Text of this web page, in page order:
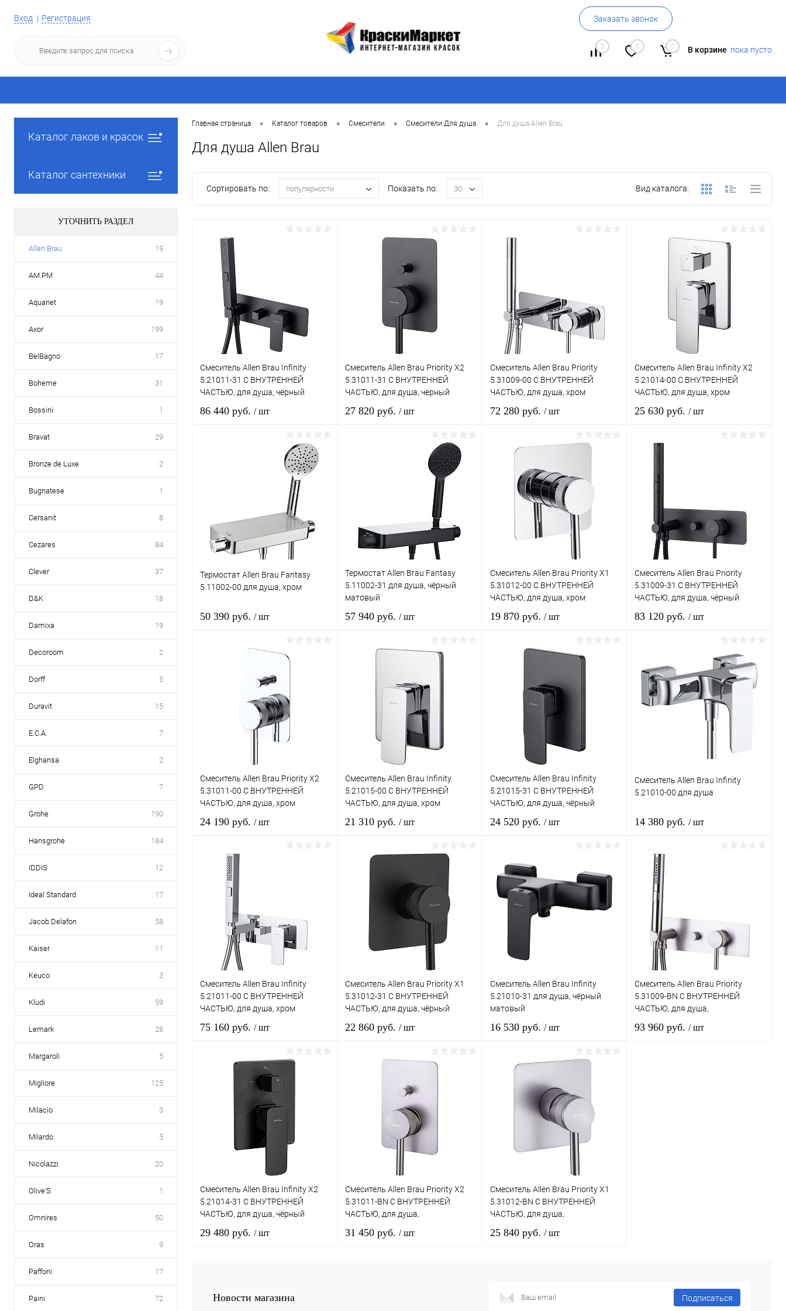
Вход Регистрация Заказать звонок
0 0 0 В корзине пока пусто
Каталог лаков и красок
Каталог сантехники
УТОЧНИТЬ РАЗДЕЛ
Allen Brau 19
AM.PM 44
Aquanet 19
Axor 199
BelBagno 17
Boheme 31
Bossini 1
Bravat 29
Bronze de Luxe 2
Bugnatese 1
Cersanit 8
Cezares 84
Clever 37
D&K 18
Damixa 19
Decoroom 2
Dorff 5
Duravit 15
E.C.A. 7
Elghansa 2
GPD 7
Grohe 190
Hansgrohe 184
IDDIS 12
Ideal Standard 17
Jacob Delafon 58
Kaiser 11
Keuco 3
Kludi 59
Lemark 28
Margaroli 5
Migliore 125
Milacio 3
Milardo 5
Nicolazzi 20
Olive'S 1
Omnires 50
Oras 9
Paffoni 17
Paini 72
Главная страница • Каталог товаров • Смесители • Смесители Для душа • Для душа Allen Brau
Для душа Allen Brau
Сортировать по: популярности Показать по: 30 Вид каталога:
Смеситель Allen Brau Infinity
5.21011-31 С ВНУТРЕННЕЙ
ЧАСТЬЮ, для душа, чёрный
86 440 руб. / шт
В корзину
Сравнение
Под заказ
Смеситель Allen Brau Priority X2
5.31011-31 С ВНУТРЕННЕЙ
ЧАСТЬЮ, для душа, черный
27 820 руб. / шт
В корзину
Сравнение
Под заказ
Смеситель Allen Brau Priority
5.31009-00 С ВНУТРЕННЕЙ
ЧАСТЬЮ, для душа, хром
72 280 руб. / шт
Купить в 1 клик Сравнение
В избранное Под заказ
Смеситель Allen Brau Infinity X2
5.21014-00 С ВНУТРЕННЕЙ
ЧАСТЬЮ, для душа, хром
25 630 руб./ шт
Купить в 1 клик
В избранное Под заказ
Термостат Allen Brau Fantasy
5.11002-00 для душа, хром
50 390 руб. / шт
В корзину
Купить в 1 клик Сравнение
Под заказ
Термостат Allen Brau Fantasy
5.11002-31 для душа, чёрный
матовый
57 940 руб. / шт
Купить в 1 клик
Под заказ
Смеситель Allen Brau Priority X1
5.31012-00 С ВНУТРЕННЕЙ
ЧАСТЬЮ, для душа, хром
19 870 руб. / шт
В корзину
Купить в 1 клик
В избранное
Смеситель Allen Brau Priority
5.31009-31 С ВНУТРЕННЕЙ
ЧАСТЬЮ, для душа, чёрный
83 120 руб./ шт
В корзину
Купить в 1 клик Сравнение
Под заказ
Смеситель Allen Brau Priority X2
5.31011-00 С ВНУТРЕННЕЙ
ЧАСТЬЮ, для душа, хром
24 190 руб. / шт
Купить в 1 клик
В избранное Под заказ
Смеситель Allen Brau Infinity
5.21015-00 С ВНУТРЕННЕЙ
ЧАСТЬЮ, для душа, хром
21 310 руб. / шт
Купить в 1 клик Сравнение
Смеситель Allen Brau Infinity
5.21015-31 С ВНУТРЕННЕЙ
ЧАСТЬЮ, для душа, чёрный
24 520 руб. / шт
В корзину
Купить в 1 клик Сравнение
В избранное
Смеситель Allen Brau Infinity
5.21010-00 для душа
14 380 руб./ шт
Купить в 1 клик
В избранное
Смеситель Allen Brau Infinity
5.21011-00 С ВНУТРЕННЕЙ
ЧАСТЬЮ, для душа, хром
75 160 руб. / шт
В корзину
Купить в 1 клик Сравнение
Смеситель Allen Brau Priority X1
5.31012-31 С ВНУТРЕННЕЙ
ЧАСТЬЮ, для душа, чёрный
22 860 руб. / шт
Купить в 1 клик
В избранное
Смеситель Allen Brau Infinity
5.21010-31 для душа, чёрный
матовый
16 530 руб. / шт
Купить в 1 клик Сравнение
Под заказ
Смеситель Allen Brau Priority
5.31009-BN С ВНУТРЕННЕЙ
ЧАСТЬЮ, для душа,
93 960 руб./ шт
Смеситель Allen Brau Infinity X2
5.21014-31 С ВНУТРЕННЕЙ
ЧАСТЬЮ, для душа, чёрный
29 480 руб. / шт
Смеситель Allen Brau Priority X2
5.31011-BN С ВНУТРЕННЕЙ
ЧАСТЬЮ, для душа,
31 450 руб. / шт
Смеситель Allen Brau Priority X1
5.31012-BN С ВНУТРЕННЕЙ
ЧАСТЬЮ, для душа,
25 840 руб. / шт
Новости магазина Подписаться